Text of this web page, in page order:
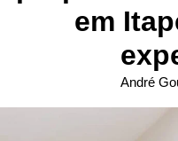
em
André